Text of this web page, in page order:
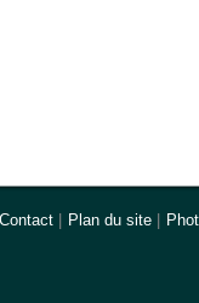
Contact | Plan du site |